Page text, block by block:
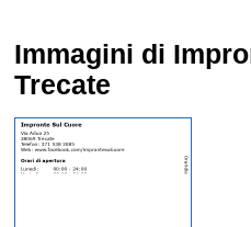
Immagini di
Trecate